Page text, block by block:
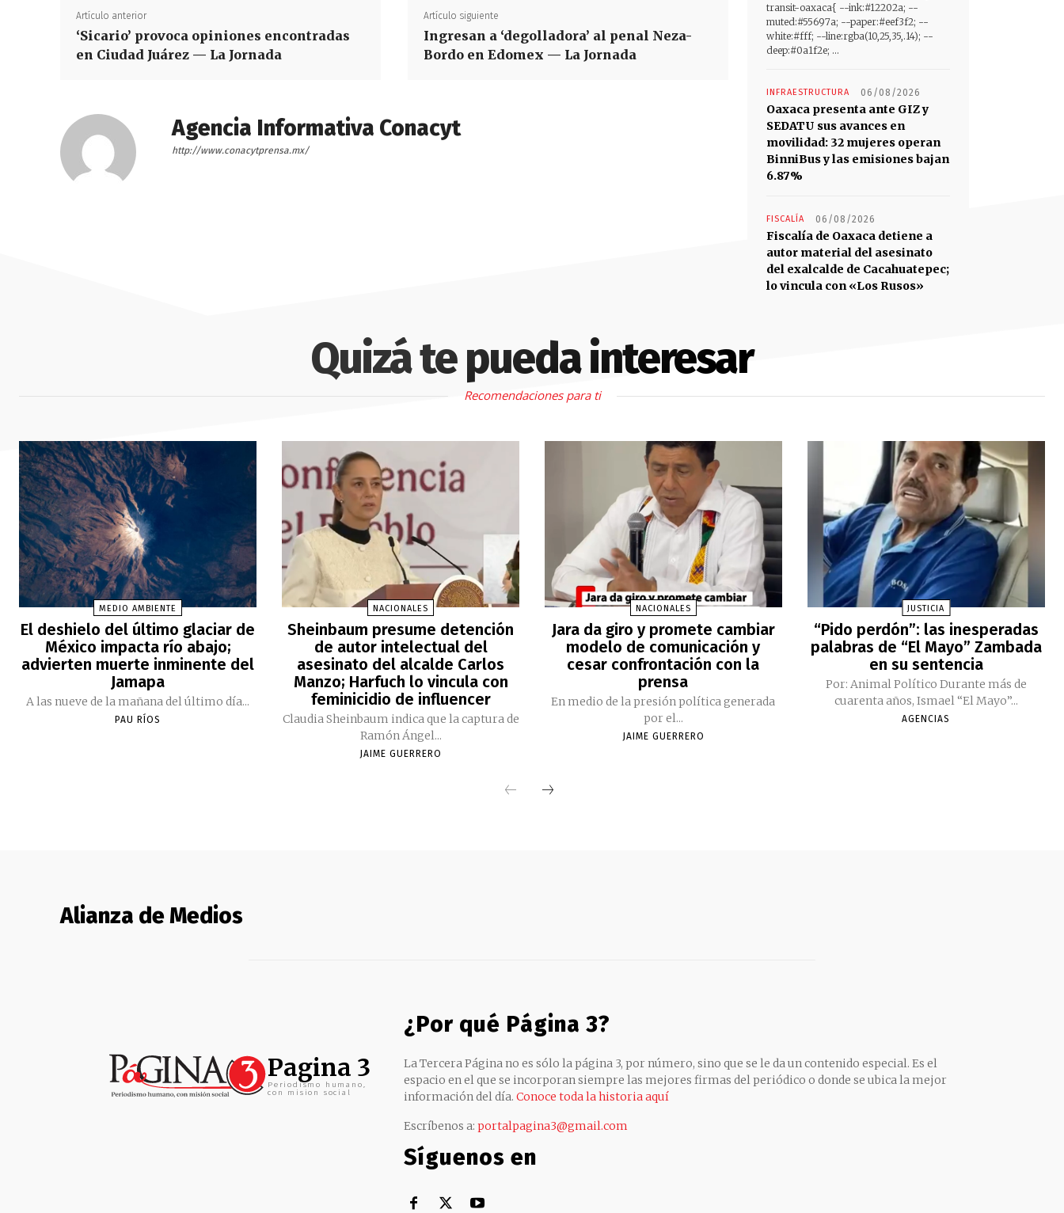
Artículo anterior
‘Sicario’ provoca opiniones encontradas
en Ciudad Juárez — La Jornada
Artículo siguiente
Ingresan a ‘degolladora’ al penal Neza-
Bordo en Edomex — La Jornada
Agencia Informativa Conacyt
http://www.conacytprensa.mx/
transit-oaxaca{ --ink:#12202a; --
muted:#55697a; --paper:#eef3f2; --
white:#fff; --line:rgba(10,25,35,.14); --
deep:#0a1f2e; ...
INFRAESTRUCTURA 06/08/2026
Oaxaca presenta ante GIZ y
SEDATU sus avances en
movilidad: 32 mujeres operan
BinniBus y las emisiones bajan
6.87%
FISCALÍA 06/08/2026
Fiscalía de Oaxaca detiene a
autor material del asesinato
del exalcalde de Cacahuatepec;
lo vincula con «Los Rusos»
Quizá te pueda interesar
Recomendaciones para ti
MEDIO AMBIENTE
El deshielo del último glaciar de
México impacta río abajo;
advierten muerte inminente del
Jamapa
A las nueve de la mañana del último día...
PAU RÍOS
NACIONALES
Sheinbaum presume detención
de autor intelectual del
asesinato del alcalde Carlos
Manzo; Harfuch lo vincula con
feminicidio de influencer
Claudia Sheinbaum indica que la captura de
Ramón Ángel...
JAIME GUERRERO
NACIONALES
Jara da giro y promete cambiar
modelo de comunicación y
cesar confrontación con la
prensa
En medio de la presión política generada
por el...
JAIME GUERRERO
JUSTICIA
“Pido perdón”: las inesperadas
palabras de “El Mayo” Zambada
en su sentencia
Por: Animal Político Durante más de
cuarenta años, Ismael “El Mayo”...
AGENCIAS
Alianza de Medios
Pagina 3
Periodismo humano,
con mision social
¿Por qué Página 3?
La Tercera Página no es sólo la página 3, por número, sino que se le da un contenido especial. Es el
espacio en el que se incorporan siempre las mejores firmas del periódico o donde se ubica la mejor
información del día. Conoce toda la historia aquí
Escríbenos a: portalpagina3@gmail.com
Síguenos en